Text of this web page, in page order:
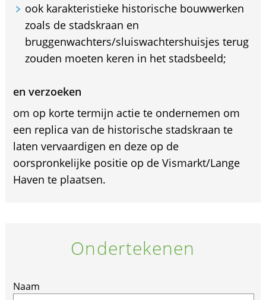
ook karakteristieke historische bouwwerken
zoals de stadskraan en
bruggenwachters/sluiswachtershuisjes terug
zouden moeten keren in het stadsbeeld;
en verzoeken
om op korte termijn actie te ondernemen om
een replica van de historische stadskraan te
laten vervaardigen en deze op de
oorspronkelijke positie op de Vismarkt/Lange
Haven te plaatsen.
Ondertekenen
Naam